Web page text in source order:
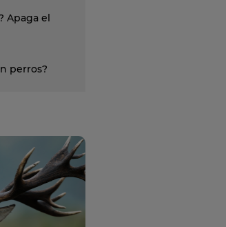
Apaga el
perros?